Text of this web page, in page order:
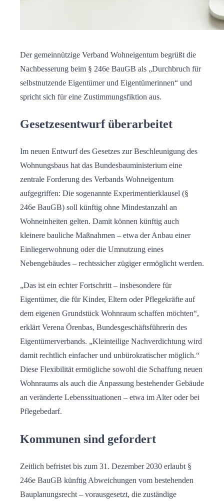
Der gemeinnützige Verband Wohneigentum begrüßt die
Nachbesserung beim § 246e BauGB als „Durchbruch für
selbstnutzende Eigentümer und Eigentümerinnen“ und
spricht sich für eine Zustimmungsfiktion aus.
Gesetzesentwurf überarbeitet
Im neuen Entwurf des Gesetzes zur Beschleunigung des
Wohnungsbaus hat das Bundesbauministerium eine
zentrale Forderung des Verbands Wohneigentum
aufgegriffen: Die sogenannte Experimentierklausel (§
246e BauGB) soll künftig ohne Mindestanzahl an
Wohneinheiten gelten. Damit können künftig auch
kleinere bauliche Maßnahmen – etwa der Anbau einer
Einliegerwohnung oder die Umnutzung eines
Nebengebäudes – rechtssicher zügiger ermöglicht werden.
„Das ist ein echter Fortschritt – insbesondere für
Eigentümer, die für Kinder, Eltern oder Pflegekräfte auf
dem eigenen Grundstück Wohnraum schaffen möchten“,
erklärt Verena Örenbas, Bundesgeschäftsführerin des
Eigentümerverbands. „Kleinteilige Nachverdichtung wird
damit rechtlich einfacher und unbürokratischer möglich.“
Diese Flexibilität ermögliche sowohl die Schaffung neuen
Wohnraums als auch die Anpassung bestehender Gebäude
an veränderte Lebenssituationen – etwa im Alter oder bei
Pflegebedarf.
Kommunen sind gefordert
Zeitlich befristet bis zum 31. Dezember 2030 erlaubt §
246e BauGB künftig Abweichungen vom bestehenden
Bauplanungsrecht – vorausgesetzt, die zuständige